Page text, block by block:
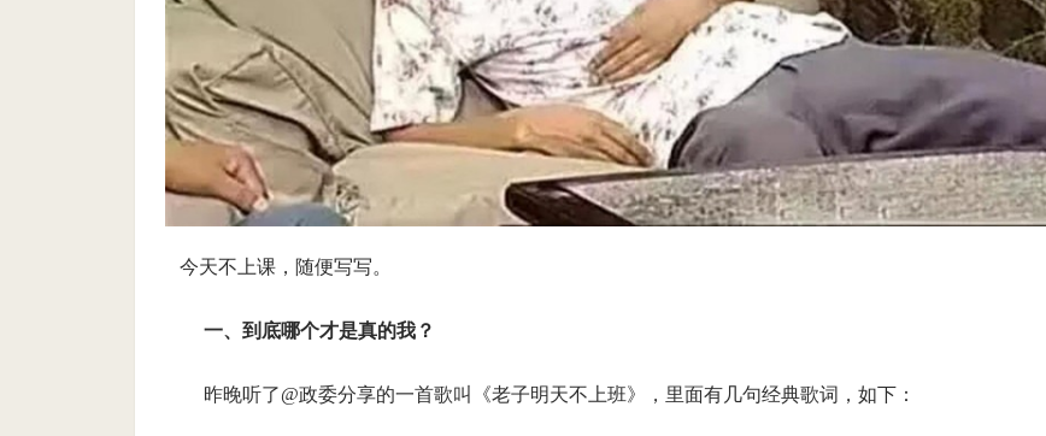
今天不上课，随便写写。
一、到底哪个才是真的我？
昨晚听了@政委分享的一首歌叫《老子明天不上班》，里面有几句经典歌词，如下：